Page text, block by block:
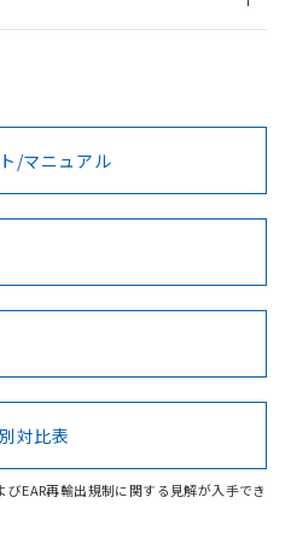
/会員登録
ただく前に、以下を必ずお読
Cd Cr(VI)
認
ー
BV型式承認
（フランス
KR型式
（韓国
No No
の規格認証/適合状況ページへ
のページからご検索ください
/マニュアル
対比表
EAR再輸出規制に関する見解が入手でき